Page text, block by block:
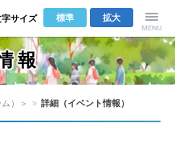
Menu
拡大
標準
字サイズ
報
）＞ » 詳細（イベント情報）